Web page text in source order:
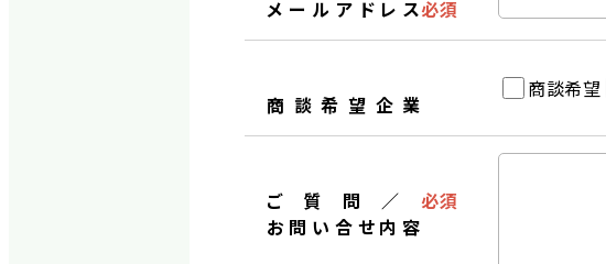
メールアドレス必須
商談希望企業
商談希望
ご質問／
お問い合せ内容
必須